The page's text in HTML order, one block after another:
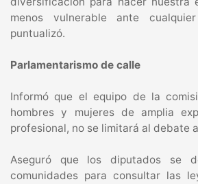
menos vulnerable ante
puntualizó.
Parlamentarismo de calle
Informó que el equipo de la
hombres y mujeres de amplia
profesional, no se limitará al debate
Aseguró que los diputados se
comunidades para consultar las